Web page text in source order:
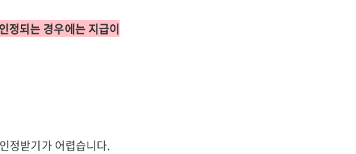
정되는 경우에는 지급이
정받기가 어렵습니다.